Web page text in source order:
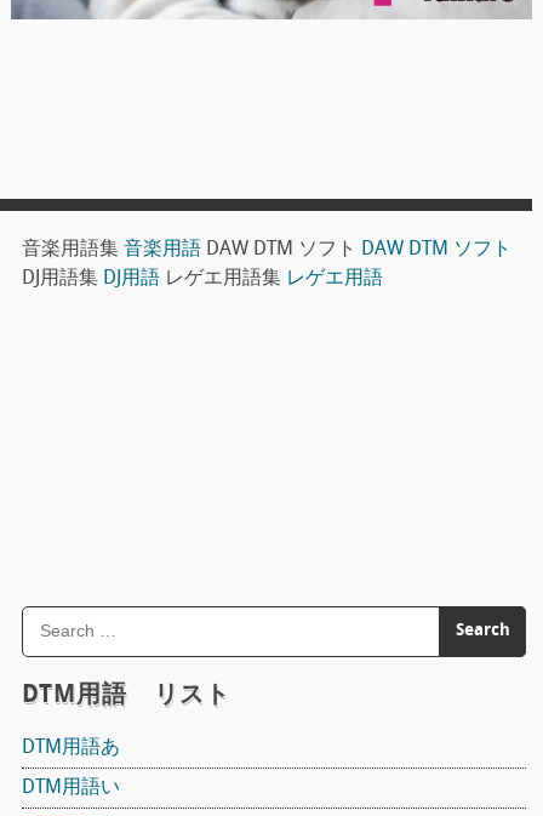
音楽用語集 音楽用語DAW DTM ソフト
DAW DTM ソフト
DJ用語集 DJ用語レゲエ用語集 レゲエ用語
DTM用語 リスト
DTM用語あ
DTM用語い